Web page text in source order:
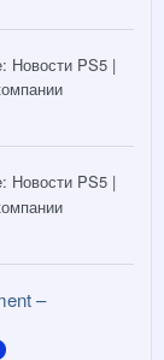
Новости PS5 |
Новости PS5 |
–